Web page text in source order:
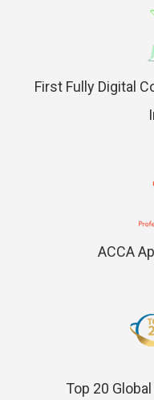
First Fully Digital
ACCA
Top 20